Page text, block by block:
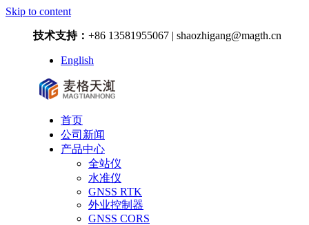
Skip to content
技术支持： +86 13581955067 | shaozhigang@magth.cn
English
首页
公司新闻
产品中心
全站仪
水准仪
GNSS RTK
外业控制器
GNSS CORS